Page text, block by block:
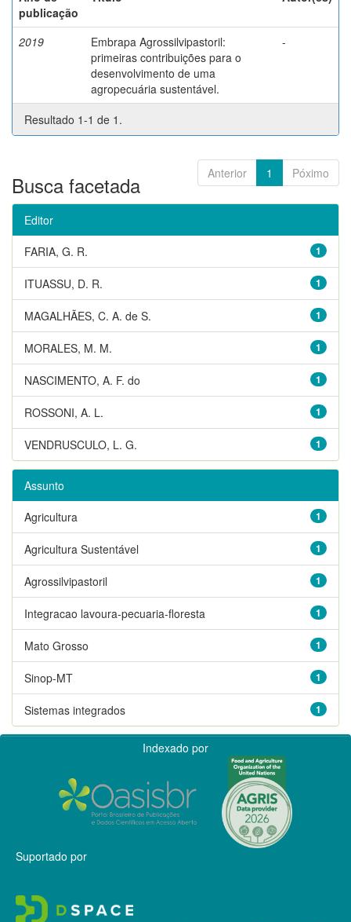
publicação
2019
Embrapa Agrossilvipastoril:
primeiras contribuições para o
desenvolvimento de uma
agropecuária sustentável.
-
Resultado 1-1 de 1.
Anterior 1 Póximo
Busca facetada
Editor
1
FARIA, G. R.
1
ITUASSU, D. R.
1
MAGALHÃES, C. A. de S.
1
MORALES, M. M.
1
NASCIMENTO, A. F. do
1
ROSSONI, A. L.
1
VENDRUSCULO, L. G.
Assunto
1
Agricultura
1
Agricultura Sustentável
1
Agrossilvipastoril
1
Integracao lavoura-pecuaria-floresta
1
Mato Grosso
1
Sinop-MT
1
Sistemas integrados
Indexado por
Suportado por